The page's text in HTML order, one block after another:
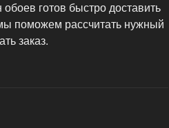
готов быстро доставить
поможем рассчитать нужный
заказ.